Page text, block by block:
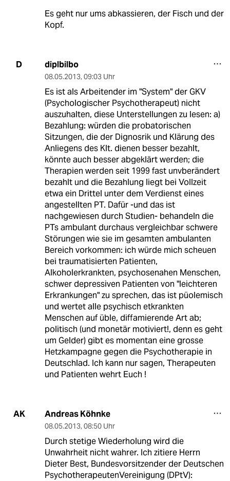
Es geht nur ums abkassieren, der Fisch und der
Kopf.
D diplbilbo
08.05.2013, 09:03 Uhr
Es ist als Arbeitender im "System" der GKV
(Psychologischer Psychotherapeut) nicht
auszuhalten, diese Unterstellungen zu lesen: a)
Bezahlung: würden die probatorischen
Sitzungen, die der Dignosrik und Klärung des
Anliegens des Klt. dienen besser bezahlt,
könnte auch besser abgeklärt werden; die
Therapien werden seit 1999 fast unvberändert
bezahlt und die Bezahlung liegt bei Vollzeit
etwa ein Drittel unter dem Verdienst eines
angestellten PT. Dafür -und das ist
nachgewiesen durch Studien- behandeln die
PTs ambulant durchaus vergleichbar schwere
Störungen wie sie im gesamten ambulanten
Bereich vorkommen: ich würde mich scheuen
bei traumatisierten Patienten,
Alkoholerkrankten, psychosenahen Menschen,
schwer depressiven Patienten von "leichteren
Erkrankungen" zu sprechen, das ist püolemisch
und wertet alle psychisch etkrankten
Menschen auf üble, diffamierende Art ab;
politisch (und monetär motiviert!, denn es geht
um Gelder) gibt es momentan eine grosse
Hetzkampagne gegen die Psychotherapie in
Deutschlad. Ich kann nur sagen, Therapeuten
und Patienten wehrt Euch !
AK Andreas Köhnke
08.05.2013, 08:50 Uhr
Durch stetige Wiederholung wird die
Unwahrheit nicht wahrer. Ich zitiere Herrn
Dieter Best, Bundesvorsitzender der Deutschen
PsychotherapeutenVereinigung (DPtV):